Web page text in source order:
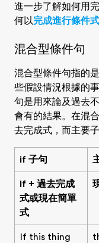
進一步了解如何用
何以完成進行條件式
混合型條件句
混合型條件句指的是
些假設情況根據的
句是用來論及過去
會有的結果。在混
去完成式，而主要
if 子句
if + 過去完成
式或現在簡單
式
If this thing